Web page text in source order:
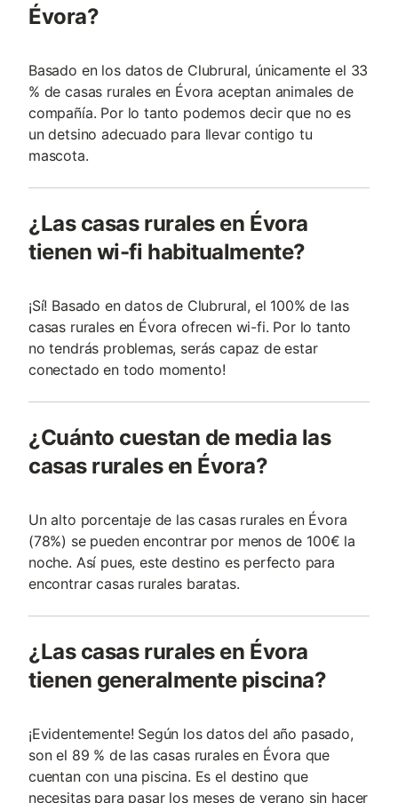
Évora?
Basado en los datos de Clubrural, únicamente el 33
% de casas rurales en Évora aceptan animales de
compañía. Por lo tanto podemos decir que no es
un detsino adecuado para llevar contigo tu
mascota.
¿Las casas rurales en Évora
tienen wi-fi habitualmente?
¡Sí! Basado en datos de Clubrural, el 100% de las
casas rurales en Évora ofrecen wi-fi. Por lo tanto
no tendrás problemas, serás capaz de estar
conectado en todo momento!
¿Cuánto cuestan de media las
casas rurales en Évora?
Un alto porcentaje de las casas rurales en Évora
(78%) se pueden encontrar por menos de 100€ la
noche. Así pues, este destino es perfecto para
encontrar casas rurales baratas.
¿Las casas rurales en Évora
tienen generalmente piscina?
¡Evidentemente! Según los datos del año pasado,
son el 89 % de las casas rurales en Évora que
cuentan con una piscina. Es el destino que
necesitas para pasar los meses de verano sin hacer